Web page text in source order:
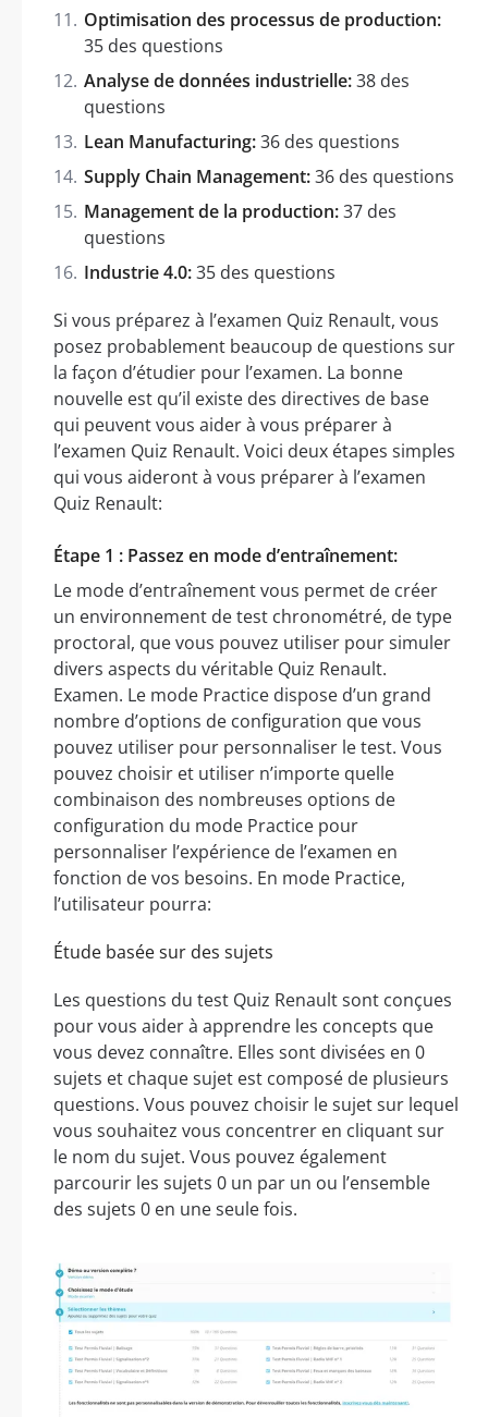
Optimisation des processus de production:
35 des questions
Analyse de données industrielle:38 des
questions
Lean Manufacturing:36 des questions
Supply Chain Management:36 des questions
Management de la production:37 des
questions
Industrie 4.0:35 des questions
Si vous préparez à l’examen Quiz Renault, vous
posez probablement beaucoup de questions sur
la façon d’étudier pour l’examen. La bonne
nouvelle est qu’il existe des directives de base
qui peuvent vous aider à vous préparer à
l’examen Quiz Renault. Voici deux étapes simples
qui vous aideront à vous préparer à l’examen
Quiz Renault:
Étape 1 : Passez en mode d’entraînement:
Le mode d’entraînement vous permet de créer
un environnement de test chronométré, de type
proctoral, que vous pouvez utiliser pour simuler
divers aspects du véritable Quiz Renault.
Examen. Le mode Practice dispose d’un grand
nombre d’options de configuration que vous
pouvez utiliser pour personnaliser le test. Vous
pouvez choisir et utiliser n’importe quelle
combinaison des nombreuses options de
configuration du mode Practice pour
personnaliser l’expérience de l’examen en
fonction de vos besoins. En mode Practice,
l’utilisateur pourra:
Étude basée sur des sujets
Les questions du test Quiz Renault sont conçues
pour vous aider à apprendre les concepts que
vous devez connaître. Elles sont divisées en 0
sujets et chaque sujet est composé de plusieurs
questions. Vous pouvez choisir le sujet sur lequel
vous souhaitez vous concentrer en cliquant sur
le nom du sujet. Vous pouvez également
parcourir les sujets 0 un par un ou l’ensemble
des sujets 0 en une seule fois.